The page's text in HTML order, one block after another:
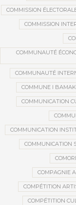
COMMISSION
COMMISSION
COMMUNAUTÉ
COMMUNAUTÉ
COMMUNE I
COMMUNICATION
COMMUNICATION
COMMUNICATION
COMPAGNIE
COMPÉTITION
COMPÉTITION